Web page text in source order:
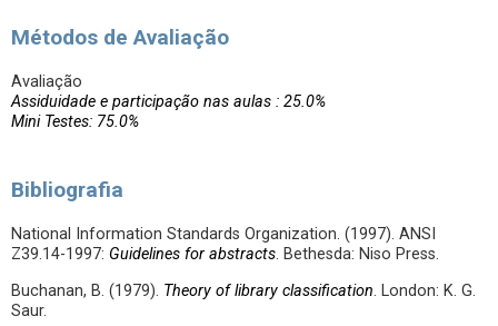
Métodos de Avaliação
Avaliação
Assiduidade e participação nas aulas : 25.0%
Mini Testes: 75.0%
Bibliografia
National Information Standards Organization. (1997). ANSI
Z39.14-1997: Guidelines for abstracts. Bethesda: Niso Press.
Buchanan, B. (1979). Theory of library classification. London: K. G.
Saur.